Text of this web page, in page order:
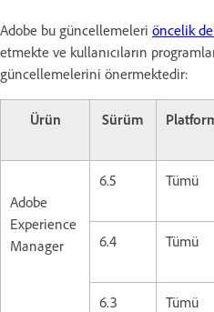
Adobe bu güncellemeleri öncelik
etmekte ve kullanıcıların
güncellemelerini önermektedir:
Ürün Sürüm
Adobe
Experience
Manager
6.5 Tümü
6.4 Tümü
6.3 Tümü